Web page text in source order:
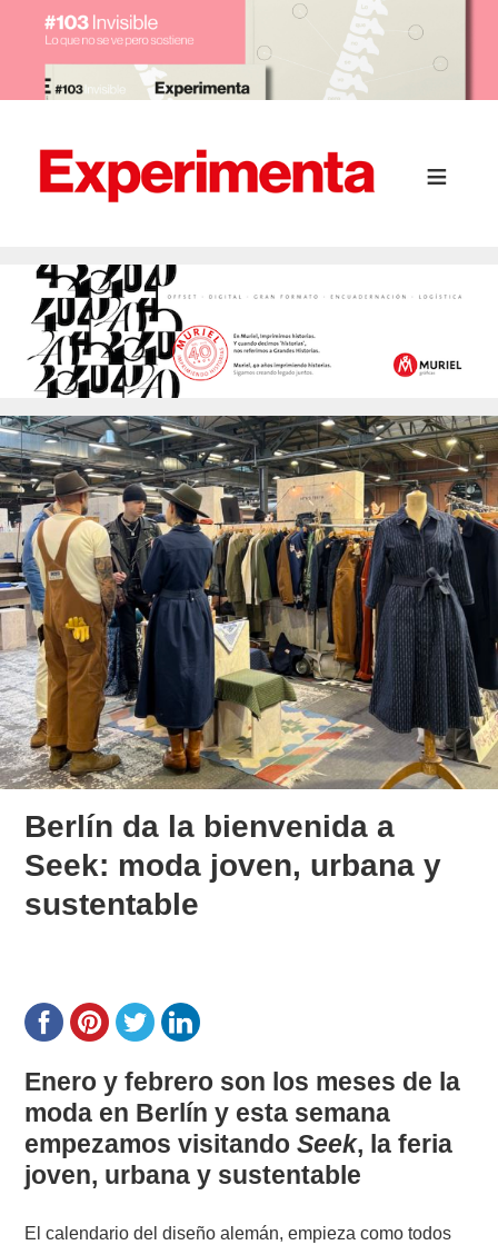
Berlín da la bienvenida a
Seek: moda joven, urbana y
sustentable
Enero y febrero son los meses de la
moda en Berlín y esta semana
empezamos visitandoSeek, la feria
joven, urbana y sustentable
El calendario del diseño alemán, empieza como todos